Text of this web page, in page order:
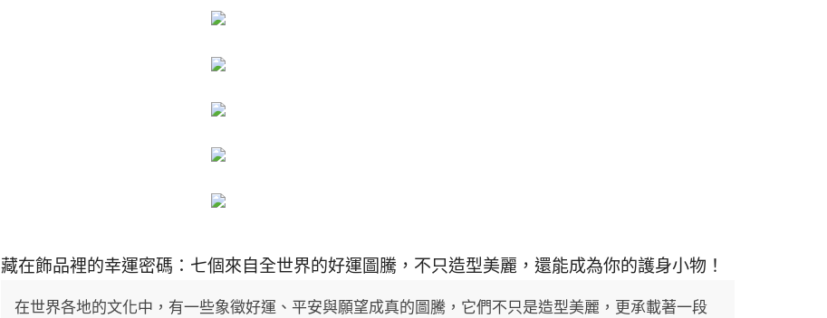
藏在飾品裡的幸運密碼：七個來自全世界的好運圖騰，不只造型美麗，還能成為你的護身小物！
在世界各地的文化中，有一些象徵好運、平安與願望成真的圖騰，它們不只是造型美麗，更承載著一段